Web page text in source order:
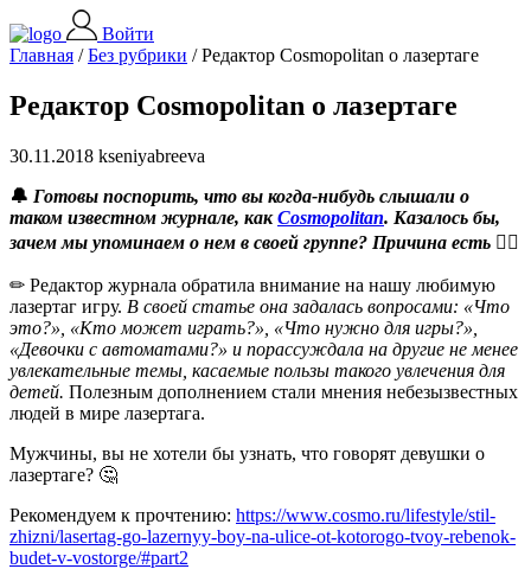
Войти
Главная /Без рубрики /Редактор Cosmopolitan о лазертаге
Редактор Cosmopolitan о лазертаге
30.11.2018 kseniyabreeva
🔔 Готовы поспорить, что вы когда-нибудь слышали о
таком известном журнале, какCosmopolitan. Казалось бы,
зачем мы упоминаем о нем в своей группе? Причина есть 👇🏻
✏ Редактор журнала обратила внимание на нашу любимую
лазертаг игру. В своей статье она задалась вопросами: «Что
это?», «Кто может играть?», «Что нужно для игры?»,
«Девочки с автоматами?» и порассуждала на другие не менее
увлекательные темы, касаемые пользы такого увлечения для
детей. Полезным дополнением стали мнения небезызвестных
людей в мире лазертага.
Мужчины, вы не хотели бы узнать, что говорят девушки о
лазертаге? 🤔
Рекомендуем к прочтению: https://www.cosmo.ru/lifestyle/stil-
zhizni/lasertag-go-lazernyy-boy-na-ulice-ot-kotorogo-tvoy-rebenok-
budet-v-vostorge/#part2